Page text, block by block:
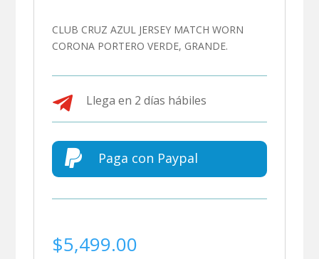
CLUB CRUZ AZUL JERSEY MATCH WORN
CORONA PORTERO VERDE, GRANDE.
 Llega en 2 días hábiles
 Paga con Paypal
$5,499.00